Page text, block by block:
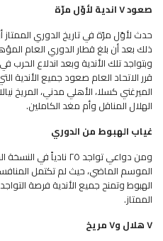
صعود ٧ اندية لأوّل مرّة
ذلك بعد أن بلغ قطار الدوري العام
وبتواجد تلك الأندية وبعد اندلاع الحرب
قرر الاتحاد العام صعود جميع الأندية
الميرغني كسلا، الأهلي مدني، المريخ
الهلال المناقل وأم مغد الكاملين.
غياب الهبوط من الدوري
ومن دواعي تواجد ٢٥
الموسم الماضي، حيث لم تكتمل
الهبوط وتمنح جميع الأندية فرصة
الممتاز.
٧ هلال و٧ مريخ